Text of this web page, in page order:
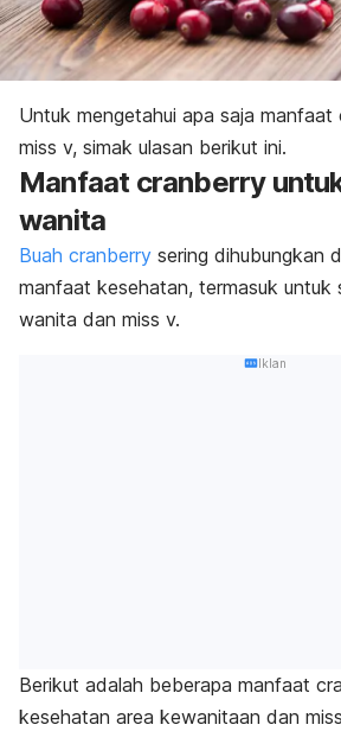
Untuk mengetahui apa saja manfaat
miss v, simak ulasan berikut ini.
Manfaat cranberry
wanita
Buah cranberry sering dihubungkan
manfaat kesehatan, termasuk untuk
wanita dan miss v.
Iklan
Berikut adalah beberapa manfaat
kesehatan area kewanitaan dan